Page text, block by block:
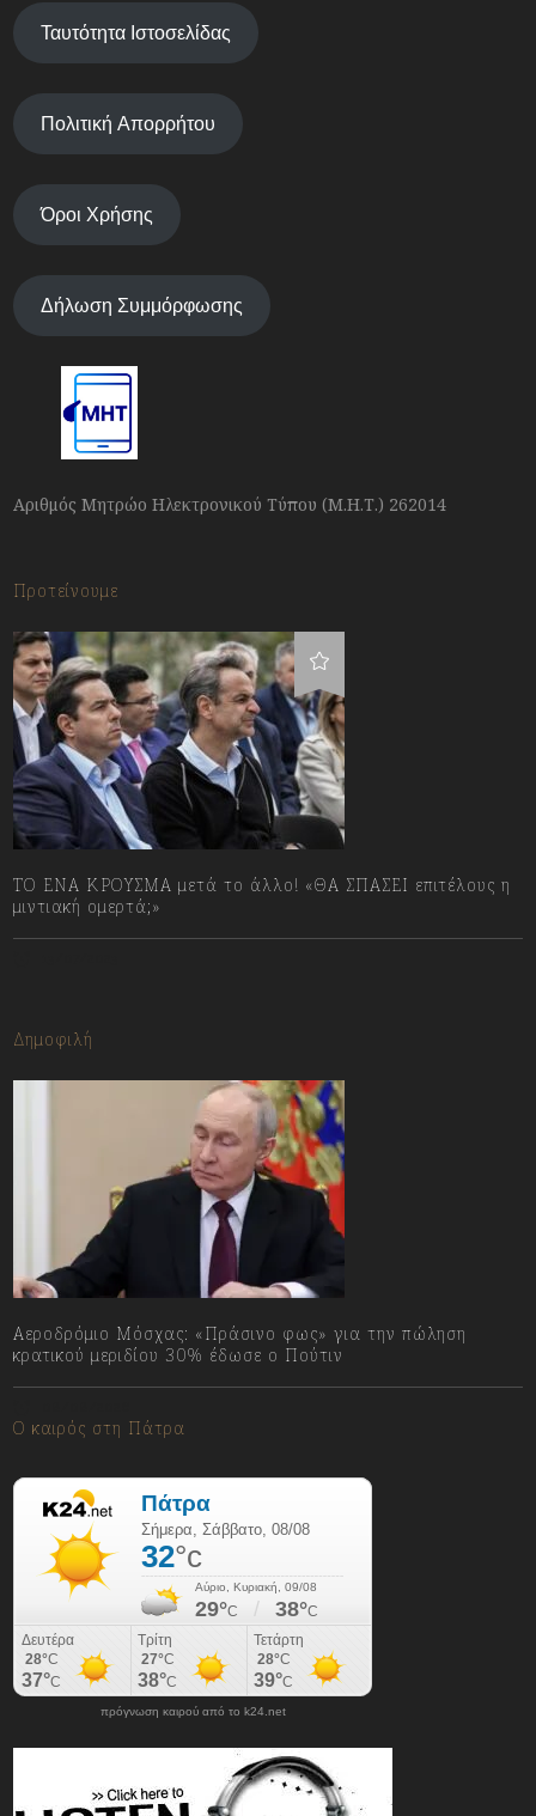
Ταυτότητα Ιστοσελίδας
Πολιτική Απορρήτου
Όροι Χρήσης
Δήλωση Συμμόρφωσης
Αριθμός Μητρώο Ηλεκτρονικού Τύπου (Μ.Η.Τ.) 262014
Προτείνουμε
ΤΟ ΕΝΑ ΚΡΟΥΣΜΑ μετά το άλλο! «ΘΑ ΣΠΑΣΕΙ επιτέλους η
μιντιακή ομερτά;»
Δημοφιλή
Αεροδρόμιο Μόσχας: «Πράσινο φως» για την πώληση
κρατικού μεριδίου 30% έδωσε ο Πούτιν
Ο καιρός στη Πάτρα
πρόγνωση καιρού από το k24.net